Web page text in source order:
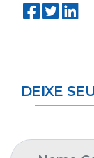
DEIXE